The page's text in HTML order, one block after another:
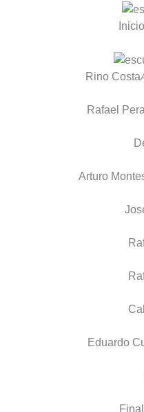
Rino Costa
Rafael Peral
Arturo
Eduardo